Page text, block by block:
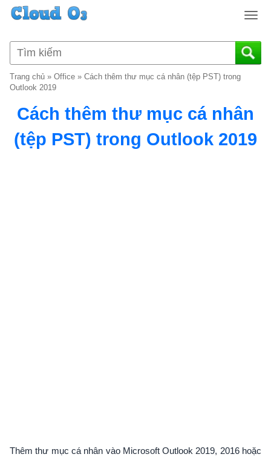
T
g
g
a
v
i
Trang chủ » Office » Cách thêm thư mục cá nhân (tệp PST) trong
Outlook 2019
Cách thêm thư mục cá nhân
(tệp PST) trong Outlook 2019
Thêm thư mục cá nhân vào Microsoft Outlook 2019, 2016 hoặc